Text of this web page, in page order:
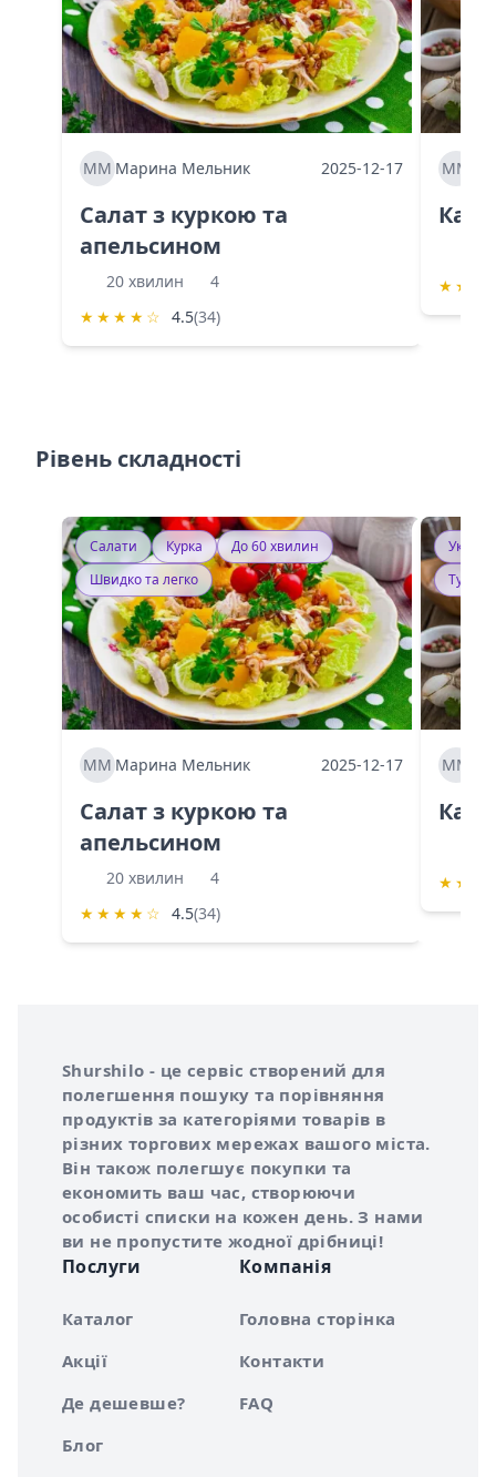
ММ Марина Мельник 2025-12-17
Салат з куркою та
апельсином
20 хвилин
4
★ ★ ★ ★ ☆ 4.5(34)
ММ
★ ★
Рівень складності
Салати Курка
До 60 хвилин
Швидко та легко
ММ Марина Мельник 2025-12-17
Салат з куркою та
апельсином
20 хвилин
4
★ ★ ★ ★ ☆ 4.5(34)
ММ
★ ★
Про сервіс Shurshilo
Shurshilo - це сервіс створений для
полегшення пошуку та порівняння
продуктів за категоріями товарів в
різних торгових мережах вашого міста.
Він також полегшує покупки та
економить ваш час, створюючи
особисті списки на кожен день. З нами
ви не пропустите жодної дрібниці!
Послуги
Каталог
Акції
Де дешевше?
Блог
Компанія
Головна сторінка
Контакти
FAQ